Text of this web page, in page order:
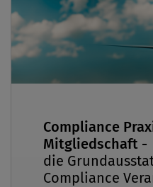
unterstützen. E-Mail:
Compliance
Mitgliedschaft -
die
Compliance